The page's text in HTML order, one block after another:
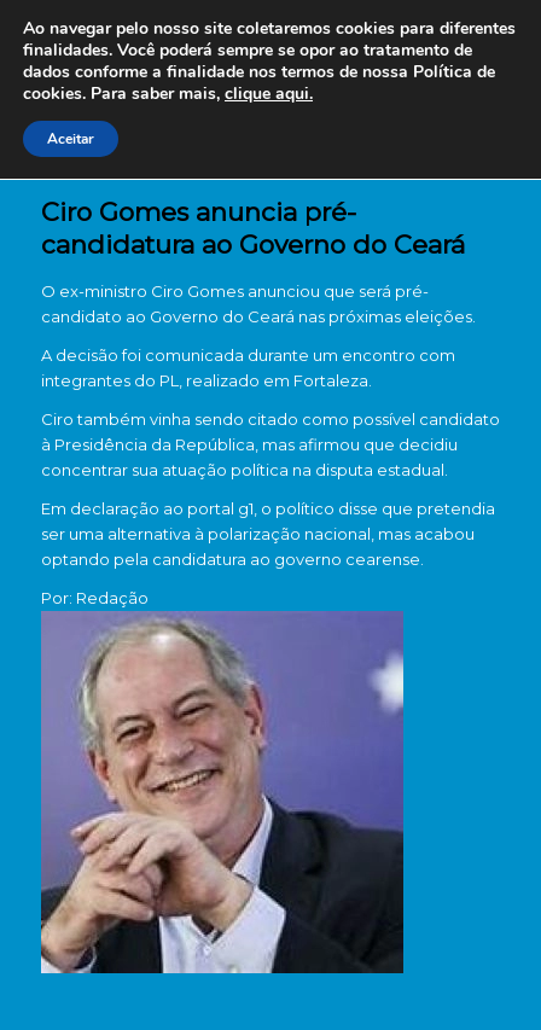
Ciro Gomes anuncia pré-
candidatura ao Governo do Ceará
O ex-ministro Ciro Gomesanunciou que será pré-
candidato ao Governo do Ceará nas próximas eleições.
A decisão foi comunicada durante um encontro com
integrantes do PL , realizado em Fortaleza.
Ciro também vinha sendo citado como possível candidato
à Presidência da República, mas afirmou que decidiu
concentrar sua atuação política na disputa estadual.
Em declaração ao portal g1, o político disse que pretendia
ser uma alternativa à polarização nacional, mas acabou
optando pela candidatura ao governo cearense.
Por: Redação
Ao navegar pelo nosso site coletaremos cookies para diferentes
finalidades. Você poderá sempre se opor ao tratamento de
dados conforme a finalidade nos termos de nossa Política de
cookies. Para saber mais, clique aqui.
Aceitar